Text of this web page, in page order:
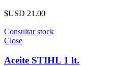
$USD 21.00
Consultar stock
Close
Aceite STIHL 1 lt.